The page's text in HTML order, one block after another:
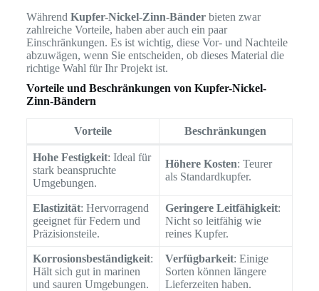
Während Kupfer-Nickel-Zinn-Bänderbieten zwar
zahlreiche Vorteile, haben aber auch ein paar
Einschränkungen. Es ist wichtig, diese Vor- und Nachteile
abzuwägen, wenn Sie entscheiden, ob dieses Material die
richtige Wahl für Ihr Projekt ist.
Vorteile und Beschränkungen von Kupfer-Nickel-
Zinn-Bändern
Vorteile Beschränkungen
Hohe Festigkeit: Ideal für
stark beanspruchte
Umgebungen.
Höhere Kosten: Teurer
als Standardkupfer.
Elastizität: Hervorragend
geeignet für Federn und
Präzisionsteile.
Geringere Leitfähigkeit:
Nicht so leitfähig wie
reines Kupfer.
Korrosionsbeständigkeit:
Hält sich gut in marinen
und sauren Umgebungen.
Verfügbarkeit: Einige
Sorten können längere
Lieferzeiten haben.